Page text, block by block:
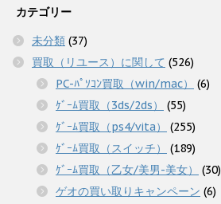
カテゴリー
未分類 (37)
買取（リユース）に関して (526)
PC-ﾊﾟｿｺﾝ買取（win/mac）
(6)
ｹﾞｰﾑ買取（3ds/2ds）
(55)
ｹﾞｰﾑ買取（ps4/vita）
(255)
ｹﾞｰﾑ買取（スイッチ）
(189)
ｹﾞｰﾑ買取（乙女/美男-美女）
(30)
ゲオの買い取りキャンペーン (6)